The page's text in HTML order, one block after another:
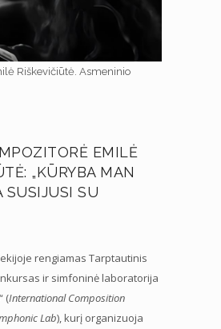
Riškevičiūtė. Asmeninio
EMILĖ
„KŪRYBA MAN
SUSIJUSI SU
rengiamas Tarptautinis
ir simfoninė laboratorija
(International Composition
Lab), kurį organizuoja